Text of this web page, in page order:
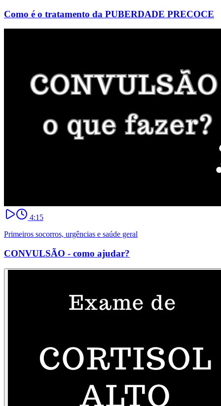
Como é o tratamento da PUBERDADE PRECOCE
4:15
Primeiros socorros, urgências e saúde geral
CONVULSÃO - como ajudar?